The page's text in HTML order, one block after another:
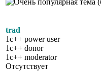
trad
1c++ power user
1c++ donor
1c++ moderator
Отсутствует